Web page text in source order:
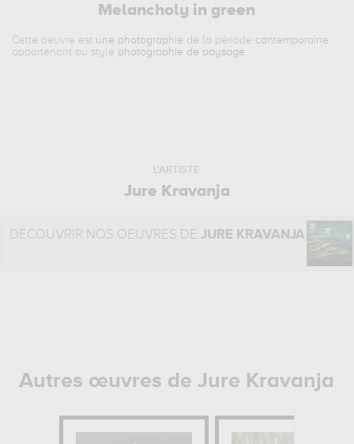
Melancholy in green
Cette oeuvre est une photographie de la période contemporaine
appartenant au style photographie de paysage.
L'ARTISTE
Jure Kravanja
DÉCOUVRIR NOS OEUVRES DE JURE KRAVANJA
Autres œuvres de Jure Kravanja